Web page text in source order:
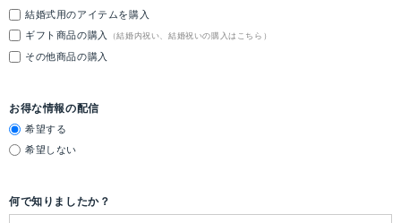
結婚式用のアイテムを購入
ギフト商品の購入
（結婚内祝い、結婚祝いの購入はこちら）
その他商品の購入
お得な情報の配信
希望する
希望しない
何で知りましたか？